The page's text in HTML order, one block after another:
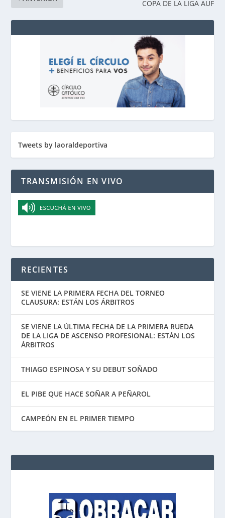
COPA DE LA LIGA AUF
Tweets by laoraldeportiva
TRANSMISIÓN EN VIVO
RECIENTES
SE VIENE LA PRIMERA FECHA DEL TORNEO
CLAUSURA: ESTÁN LOS ÁRBITROS
SE VIENE LA ÚLTIMA FECHA DE LA PRIMERA RUEDA
DE LA LIGA DE ASCENSO PROFESIONAL: ESTÁN LOS
ÁRBITROS
THIAGO ESPINOSA Y SU DEBUT SOÑADO
EL PIBE QUE HACE SOÑAR A PEÑAROL
CAMPEÓN EN EL PRIMER TIEMPO